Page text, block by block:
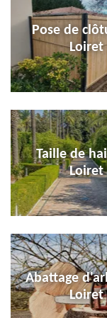
Pose de
Loiret
Taille de
Loiret
Abattage
Loiret